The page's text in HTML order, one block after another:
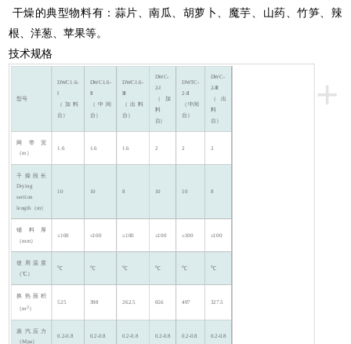
干燥的典型物料有：蒜片、南瓜、胡萝卜、魔芋、山药、竹笋、辣
根、洋葱、苹果等。
技术规格
+
型号
DWC1.6-
（加料
台）
DWC1.6-
（中间
台）
DWC1.6-
（出料
台）
DWC-
2-Ⅰ
（加
料
台）
DWTC-
2-Ⅱ
（中间
台）
DWC-
2-Ⅲ
（出
料
台）
网带宽
（m）
1.6 1.6 1.6 2 2 2
干燥段长
Drying
section
length（m）
10 10 8 10 10 8
铺料厚
（mm）
≤100 ≤100 ≤100 ≤100 ≤100 ≤100
使用温度
（℃）
℃ ℃ ℃ ℃ ℃ ℃
换热面积
（m2）
525 398 262.5 656 497 327.5
蒸汽压力
（Mpa）
0.2-0.8 0.2-0.8 0.2-0.8 0.2-0.8 0.2-0.8 0.2-0.8